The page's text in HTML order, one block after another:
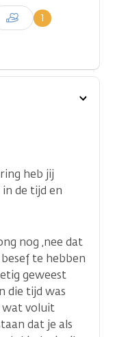
1
te
heb jij
de tijd en
nog ,nee dat
te hebben
geweest
die tijd was
wat voluit
dat je als
Toon